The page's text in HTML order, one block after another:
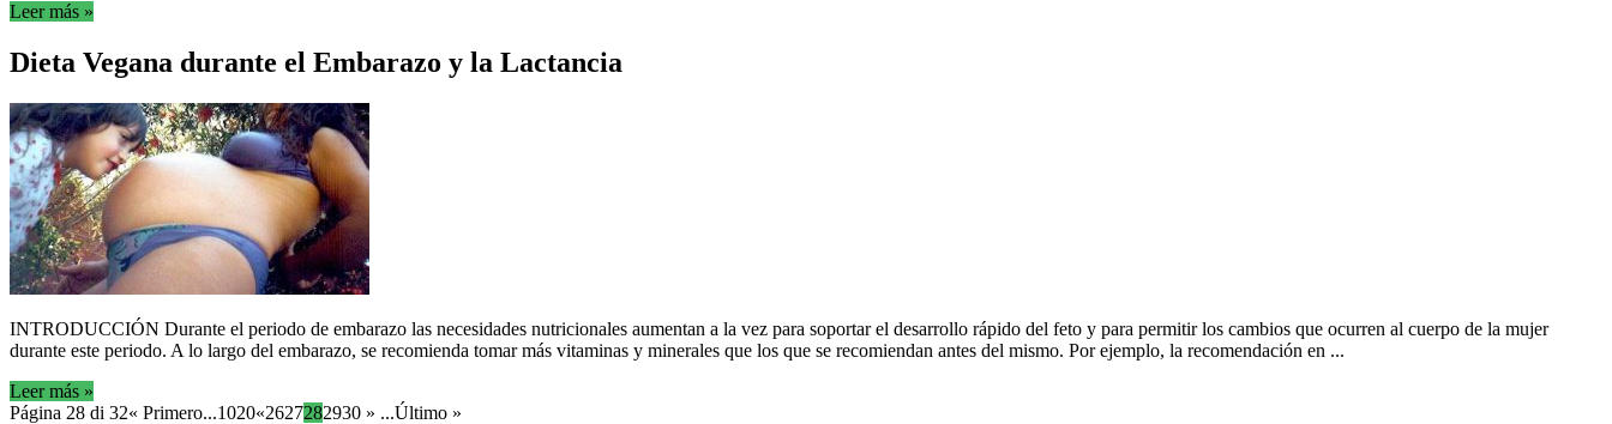
Leer más »
Dieta Vegana durante el Embarazo y la Lactancia
INTRODUCCIÓN Durante el periodo de embarazo las necesidades nutricionales aumentan a la vez para soportar el desarrollo rápido del feto y para permitir los cambios que ocurren al cuerpo de la mujer
durante este periodo. A lo largo del embarazo, se recomienda tomar más vitaminas y minerales que los que se recomiendan antes del mismo. Por ejemplo, la recomendación en ...
Leer más »
Página 28 di 32« Primero...1020«2627282930 » ...Último »